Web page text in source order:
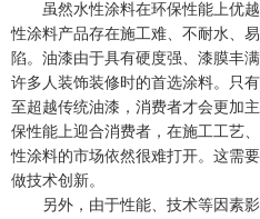
虽然水性涂料在环保性能上优
性涂料产品存在施工难、不耐水、
陷。油漆由于具有硬度强、漆膜丰
许多人装饰装修时的首选涂料。只
至超越传统油漆，消费者才会更加
保性能上迎合消费者，在施工工艺
性涂料的市场依然很难打开。这需
做技术创新。
另外，由于性能、技术等因素